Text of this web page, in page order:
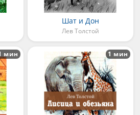
Шат и Дон
Лев Толстой
мин 1 мин